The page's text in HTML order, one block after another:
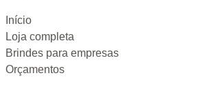
Início
Loja completa
Brindes para empresas
Orçamentos